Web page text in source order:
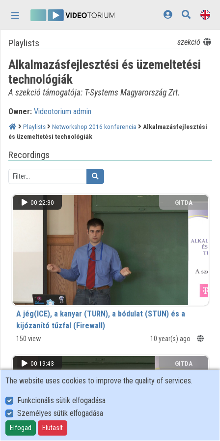
Home
Log In
Discovery
Playlists
Contributors
Playlists szekció
Alkalmazásfejlesztési és üzemeltetési
technológiák
A szekció támogatója: T-Systems Magyarország Zrt.
Owner: Videotorium admin
Playlists Networkshop 2016 konferencia
Alkalmazásfejlesztési
és üzemeltetési technológiák
Recordings
00:22:30 GITDA
A jég(ICE), a kanyar (TURN), a bódulat (STUN) és a
kijózanító tűzfal (Firewall)
150 view 10 year(s) ago
00:19:43 GITDA
The website uses cookies to improve the quality of services.
Funkcionális sütik elfogadása
Személyes sütik elfogadása
Elfogad Elutasít